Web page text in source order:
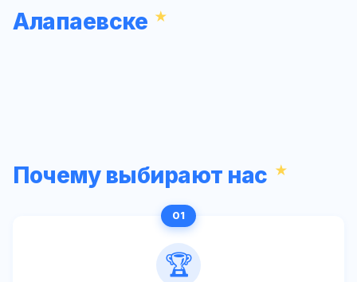
Алапаевске
Почему выбирают нас
🏆